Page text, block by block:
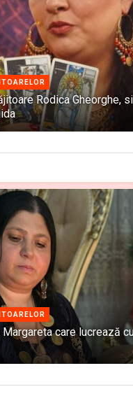
Rodica Gheorghe,
care lucrează